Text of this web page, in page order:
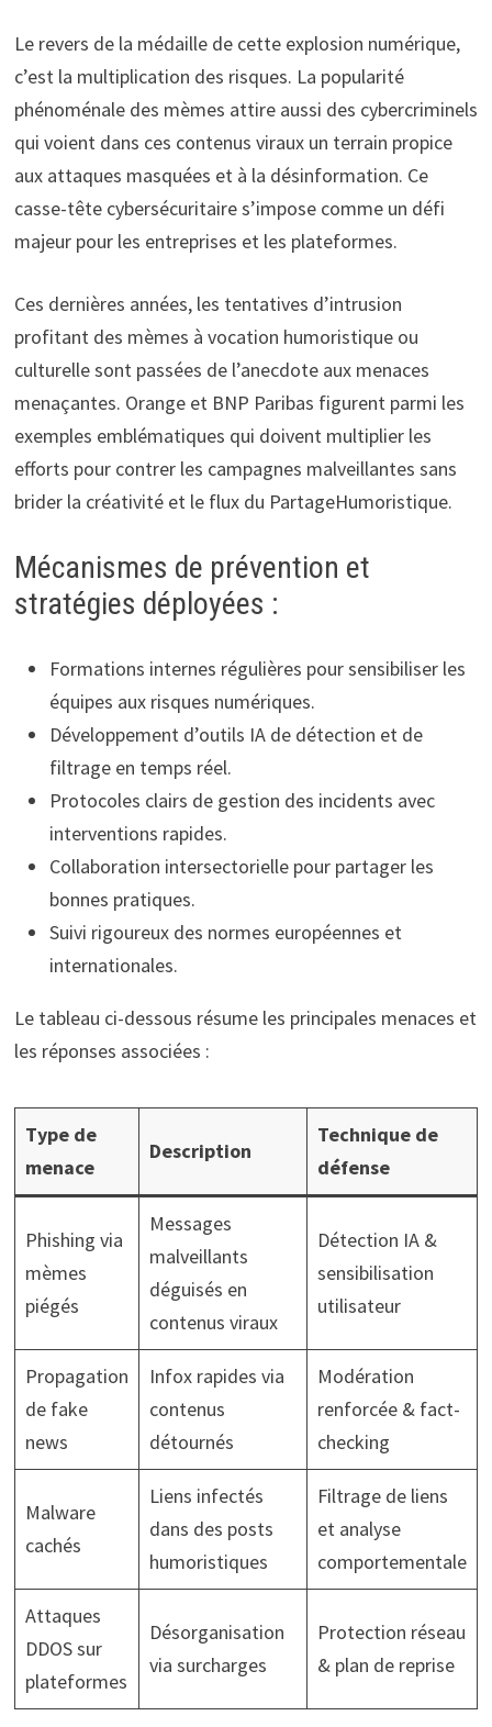
Le revers de la médaille de cette explosion numérique,
c’est la multiplication des risques. La popularité
phénoménale des mèmes attire aussi des cybercriminels
qui voient dans ces contenus viraux un terrain propice
aux attaques masquées et à la désinformation. Ce
casse-tête cybersécuritaire s’impose comme un défi
majeur pour les entreprises et les plateformes.
Ces dernières années, les tentatives d’intrusion
profitant des mèmes à vocation humoristique ou
culturelle sont passées de l’anecdote aux menaces
menaçantes. Orange et BNP Paribas figurent parmi les
exemples emblématiques qui doivent multiplier les
efforts pour contrer les campagnes malveillantes sans
brider la créativité et le flux du PartageHumoristique.
Mécanismes de prévention et
stratégies déployées :
Formations internes régulières pour sensibiliser les
équipes aux risques numériques.
Développement d’outils IA de détection et de
filtrage en temps réel.
Protocoles clairs de gestion des incidents avec
interventions rapides.
Collaboration intersectorielle pour partager les
bonnes pratiques.
Suivi rigoureux des normes européennes et
internationales.
Le tableau ci-dessous résume les principales menaces et
les réponses associées :
Type de
menace
Description
Technique de
défense
Phishing via
mèmes
piégés
Messages
malveillants
déguisés en
contenus viraux
Détection IA &
sensibilisation
utilisateur
Propagation
de fake
news
Infox rapides via
contenus
détournés
Modération
renforcée & fact-
checking
Malware
cachés
Liens infectés
dans des posts
humoristiques
Filtrage de liens
et analyse
comportementale
Attaques
DDOS sur
plateformes
Désorganisation
via surcharges
Protection réseau
& plan de reprise